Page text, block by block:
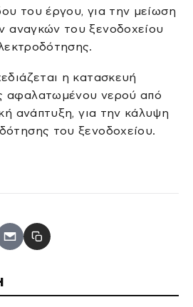
του έργου, για την μείωση
αναγκών του ξενοδοχείου
η κατασκευή
αφαλατωμένου νερού από
ανάπτυξη, για την κάλυψη
του ξενοδοχείου.